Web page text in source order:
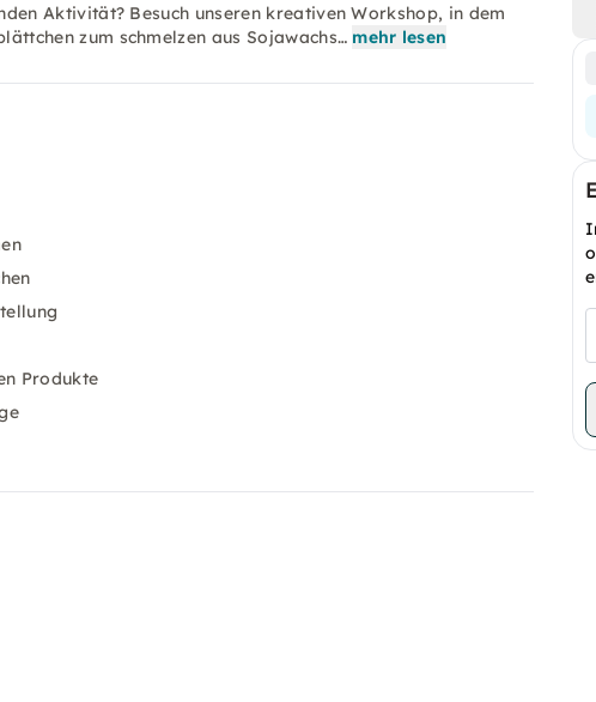
Aktivität? Besuch unseren kreativen Workshop, in dem
zum schmelzen aus Sojawachs… mehr lesen
Produkte